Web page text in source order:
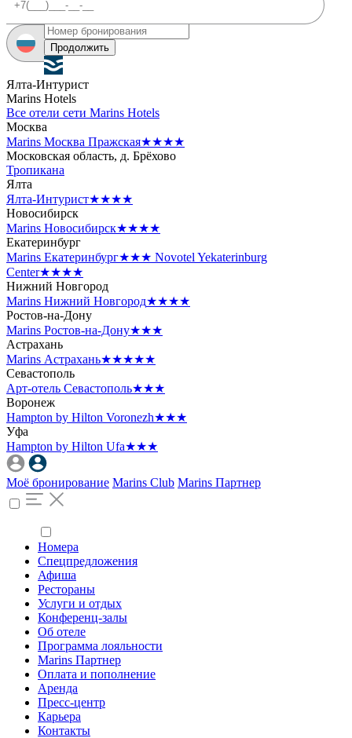
Продолжить
Ялта-Интурист
Marins Hotels
Все отели сети Marins Hotels
Москва
Marins Москва Пражская★★★★
Московская область, д. Брёхово
Тропикана
Ялта
Ялта-Интурист★★★★
Новосибирск
Marins Новосибирск★★★★
Екатеринбург
Marins Екатеринбург★★★ Novotel Yekaterinburg
Center★★★★
Нижний Новгород
Marins Нижний Новгород★★★★
Ростов-на-Дону
Marins Ростов-на-Дону★★★
Астрахань
Marins Астрахань★★★★★
Севастополь
Арт-отель Севастополь★★★
Воронеж
Hampton by Hilton Voronezh★★★
Уфа
Hampton by Hilton Ufa★★★
Моё бронирование Marins Club Marins Партнер
Номера
Спецпредложения
Афиша
Рестораны
Услуги и отдых
Конференц-залы
Об отеле
Программа лояльности
Marins Партнер
Оплата и пополнение
Аренда
Пресс-центр
Карьера
Контакты